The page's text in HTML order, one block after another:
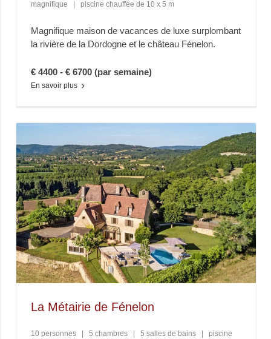
magnifique | piscine chauffée de 10 x 5 m
Magnifique maison de vacances de luxe surplombant
la rivière de la Dordogne et le château Fénelon.
€ 4400 - € 6700 (par semaine)
En savoir plus
La Métairie de Fénelon
10 personnes | 5 chambres | 5 salles de bains |
piscine